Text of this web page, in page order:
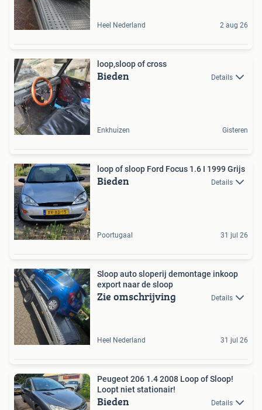
Heel Nederland 2 aug 26
loop,sloop of cross
Bieden Details
Enkhuizen Gisteren
loop of sloop Ford Focus 1.6 I 1999 Grijs
Bieden Details
Poortugaal 31 jul 26
Sloop auto sloperij demontage inkoop
export naar de sloop
Zie omschrijving Details
Heel Nederland 31 jul 26
Peugeot 206 1.4 2008 Loop of Sloop!
Loopt niet stationair!
Bieden Details